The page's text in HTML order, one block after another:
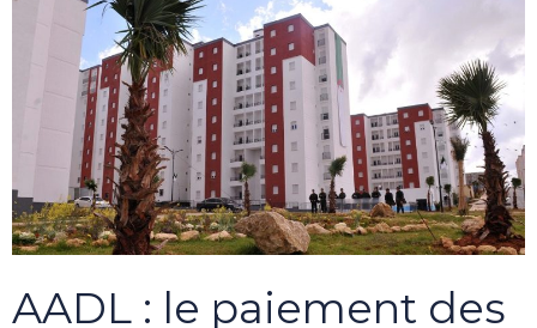
AADL : le paiement des